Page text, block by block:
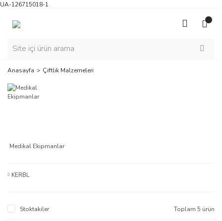
UA-126715018-1
Anasayfa Çiftlik Malzemeleri
Medikal Ekipmanlar
KERBL
Stoktakiler Toplam 5 ürün